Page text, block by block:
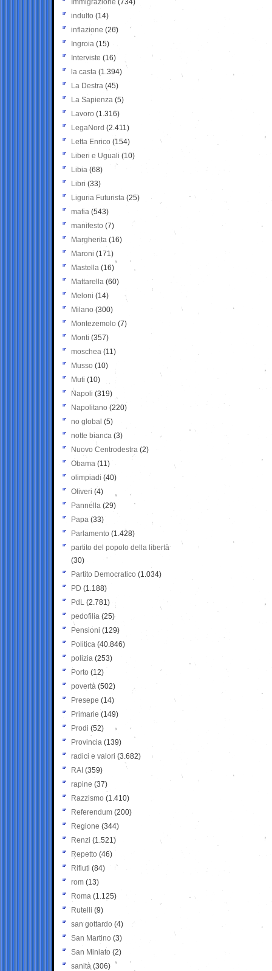
Immigrazione (734)
indulto (14)
inflazione (26)
Ingroia (15)
Interviste (16)
la casta (1.394)
La Destra (45)
La Sapienza (5)
Lavoro (1.316)
LegaNord (2.411)
Letta Enrico (154)
Liberi e Uguali (10)
Libia (68)
Libri (33)
Liguria Futurista (25)
mafia (543)
manifesto (7)
Margherita (16)
Maroni (171)
Mastella (16)
Mattarella (60)
Meloni (14)
Milano (300)
Montezemolo (7)
Monti (357)
moschea (11)
Musso (10)
Muti (10)
Napoli (319)
Napolitano (220)
no global (5)
notte bianca (3)
Nuovo Centrodestra (2)
Obama (11)
olimpiadi (40)
Oliveri (4)
Pannella (29)
Papa (33)
Parlamento (1.428)
partito del popolo della libertà
(30)
Partito Democratico (1.034)
PD (1.188)
PdL (2.781)
pedofilia (25)
Pensioni (129)
Politica (40.846)
polizia (253)
Porto (12)
povertà (502)
Presepe (14)
Primarie (149)
Prodi (52)
Provincia (139)
radici e valori (3.682)
RAI (359)
rapine (37)
Razzismo (1.410)
Referendum (200)
Regione (344)
Renzi (1.521)
Repetto (46)
Rifiuti (84)
rom (13)
Roma (1.125)
Rutelli (9)
san gottardo (4)
San Martino (3)
San Miniato (2)
sanità (306)